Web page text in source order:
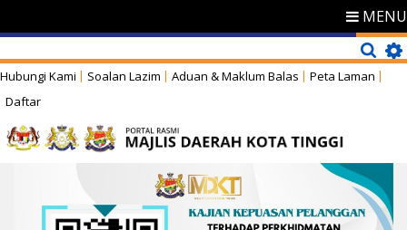
MENU
Hubungi Kami Soalan Lazim Aduan & Maklum Balas
Peta Laman
Daftar